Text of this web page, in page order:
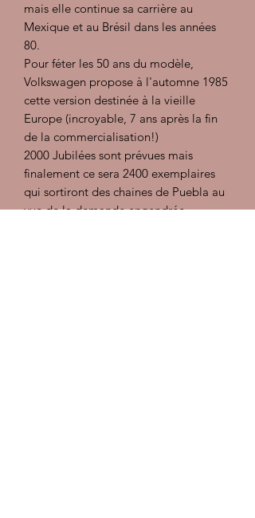
mais elle continue sa carrière au
Mexique et au Brésil dans les années
80.
Pour féter les 50 ans du modèle,
Volkswagen propose à l'automne 1985
cette version destinée à la vieille
Europe (incroyable, 7 ans après la fin
de la commercialisation!)
2000 Jubilées sont prévues mais
finalement ce sera 2400 exemplaires
qui sortiront des chaines de Puebla au
vue de la demande engendrée.